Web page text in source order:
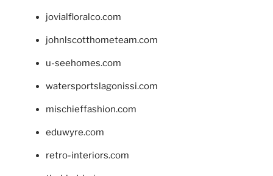
jovialfloralco.com
johnlscotthometeam.com
u-seehomes.com
watersportslagonissi.com
mischieffashion.com
eduwyre.com
retro-interiors.com